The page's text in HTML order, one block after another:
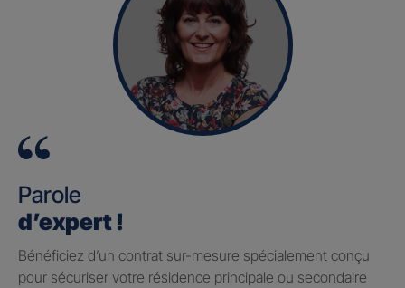
Parole
d’expert !
Bénéficiez d’un contrat sur-mesure spécialement conçu
pour sécuriser votre résidence principale ou secondaire